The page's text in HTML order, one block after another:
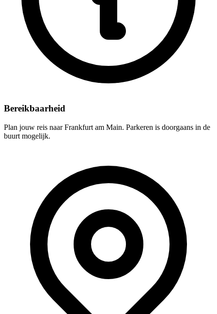
Bereikbaarheid
Plan jouw reis naar Frankfurt am Main. Parkeren is doorgaans in de
buurt mogelijk.